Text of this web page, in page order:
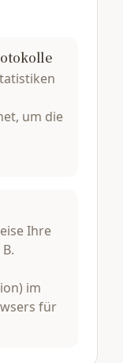
um die
Ihre
im
für